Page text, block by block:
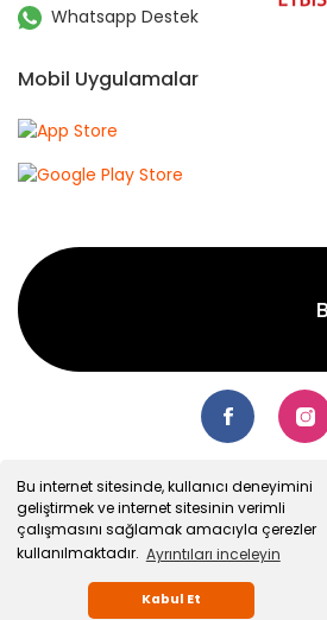
Bu internet sitesinde, kullanıcı deneyimini
geliştirmek ve internet sitesinin verimli
çalışmasını sağlamak amacıyla çerezler
kullanılmaktadır. Ayrıntıları inceleyin
Kabul Et
Whatsapp Destek
Mobil Uygulamalar
© 2022 Senetsepet.com. Tüm